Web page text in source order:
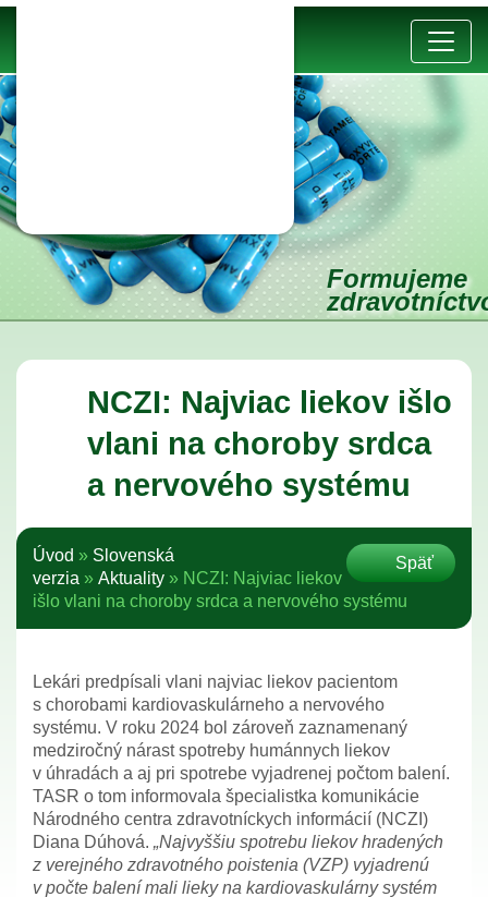
Formujeme
NCZI: Najviac liekov išlo
vlani na choroby srdca
a nervového systému
Späť
Úvod » Slovenská
verzia » Aktuality » NCZI: Najviac liekov
išlo vlani na choroby srdca a nervového systému
Lekári predpísali vlani najviac liekov pacientom
s chorobami kardiovaskulárneho a nervového
systému. V roku 2024 bol zároveň zaznamenaný
medziročný nárast spotreby humánnych liekov
v úhradách a aj pri spotrebe vyjadrenej počtom balení.
TASR o tom informovala špecialistka komunikácie
Národného centra zdravotníckych informácií (NCZI)
Diana Dúhová. „Najvyššiu spotrebu liekov hradených
z verejného zdravotného poistenia (VZP) vyjadrenú
v počte balení mali lieky na kardiovaskulárny systém